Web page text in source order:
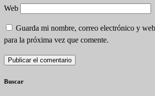
Web
Guarda mi nombre, correo electrónico y
para la próxima vez que comente.
Buscar